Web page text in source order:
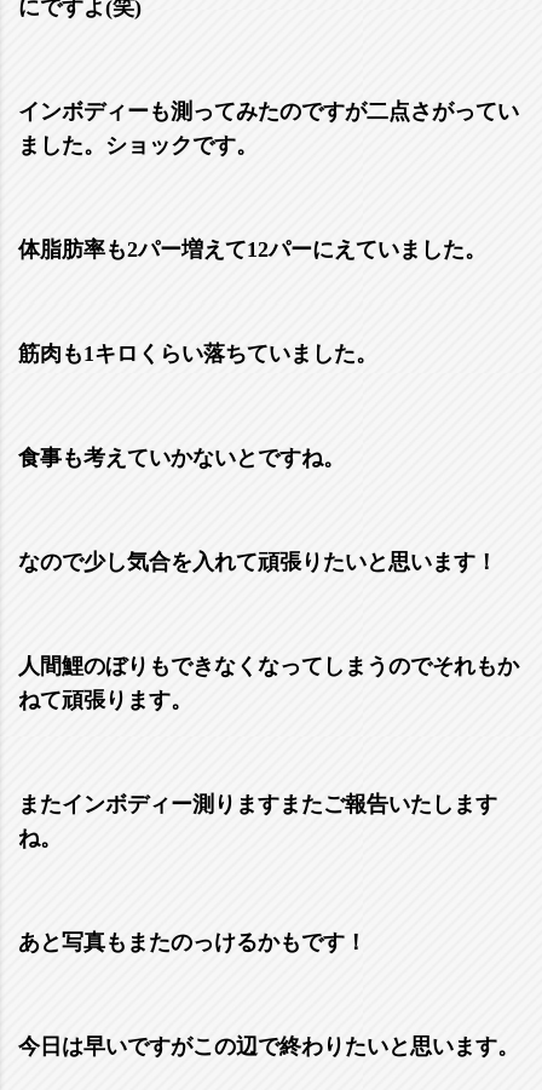
にですよ(笑)
インボディーも測ってみたのですが二点さがってい
ました。ショックです。
体脂肪率も2パー増えて12パーにえていました。
筋肉も1キロくらい落ちていました。
食事も考えていかないとですね。
なので少し気合を入れて頑張りたいと思います！
人間鯉のぼりもできなくなってしまうのでそれもか
ねて頑張ります。
またインボディー測りますまたご報告いたします
ね。
あと写真もまたのっけるかもです！
今日は早いですがこの辺で終わりたいと思います。